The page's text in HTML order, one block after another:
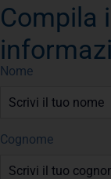
Compila
Nome
Cognome